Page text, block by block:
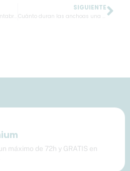
SIGUIENTE
máximo de 72h y GRATIS en